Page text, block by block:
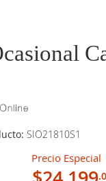
SIO21810S1
Precio Especial